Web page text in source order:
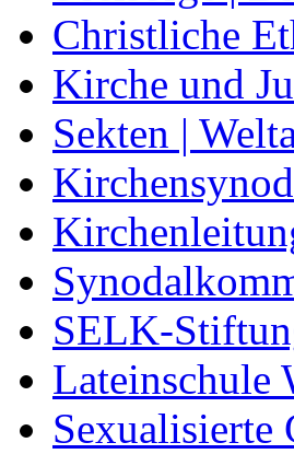
Christliche
Kirche und
Sekten |
SELK-
Lateinschule
Sexualisierte